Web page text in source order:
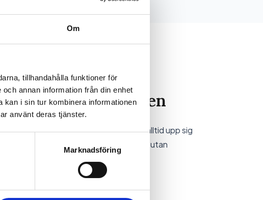
Om
tillhandahålla funktioner för
annan information från din enhet
i sin tur kombinera informationen
använt deras tjänster.
Marknadsföring
från mobilen
4G och Bluetooth kopplar Evon Dual alltid upp sig
Evchargo-appen ger dig full kontroll utan
laddning varifrån du vill